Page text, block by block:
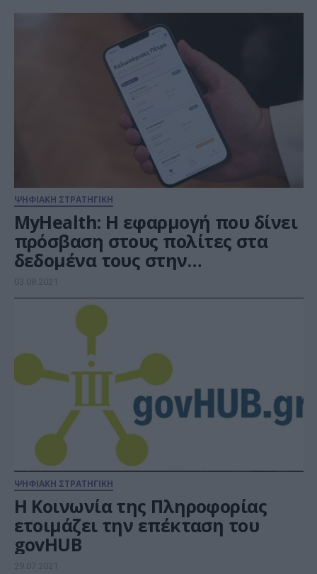
ΨΗΦΙΑΚΗ ΣΤΡΑΤΗΓΙΚΗ
MyHealth: Η εφαρμογή που δίνει
πρόσβαση στους πολίτες στα
δεδομένα τους στην
ηλεκτρονική συνταγογράφηση
03.08.2021
ΨΗΦΙΑΚΗ ΣΤΡΑΤΗΓΙΚΗ
H Κοινωνία της Πληροφορίας
ετοιμάζει την επέκταση του
govHUB
29.07.2021